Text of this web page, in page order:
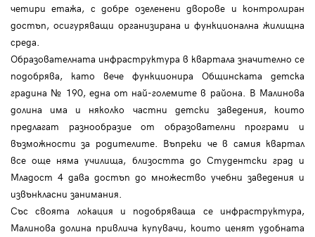
четири етажа, с добре озеленени дворове и контролиран
достъп, осигуряващи организирана и функционална жилищна
среда.
Образователната инфраструктура в квартала значително се
подобрява, като вече функционира Общинската детска
градина № 190, една от най-големите в района. В Малинова
долина има и няколко частни детски заведения, които
предлагат разнообразие от образователни програми и
възможности за родителите. Въпреки че в самия квартал
все още няма училища, близостта до Студентски град и
Младост 4 дава достъп до множество учебни заведения и
извънкласни занимания.
Със своята локация и подобряваща се инфраструктура,
Малинова долина привлича купувачи, които ценят удобната